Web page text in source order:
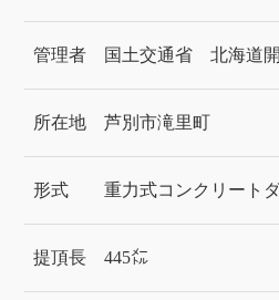
管理者 国土交通省 北海道
所在地 芦別市滝里町
形式 重力式コンクリート
提頂長 445㍍